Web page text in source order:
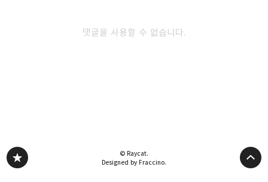
댓글을 사용할 수 없습니다.
천안 얼큰한 국물이 생각나 일대일뼈찜대감자탕
© Raycat.
Designed by Fraccino.